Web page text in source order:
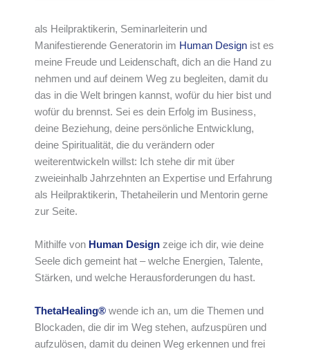
als Heilpraktikerin, Seminarleiterin und
Manifestierende Generatorin im Human Design ist es
meine Freude und Leidenschaft, dich an die Hand zu
nehmen und auf deinem Weg zu begleiten, damit du
das in die Welt bringen kannst, wofür du hier bist und
wofür du brennst. Sei es dein Erfolg im Business,
deine Beziehung, deine persönliche Entwicklung,
deine Spiritualität, die du verändern oder
weiterentwickeln willst: Ich stehe dir mit über
zweieinhalb Jahrzehnten an Expertise und Erfahrung
als Heilpraktikerin, Thetaheilerin und Mentorin gerne
zur Seite.
Mithilfe von Human Design zeige ich dir, wie deine
Seele dich gemeint hat – welche Energien, Talente,
Stärken, und welche Herausforderungen du hast.
ThetaHealing® wende ich an, um die Themen und
Blockaden, die dir im Weg stehen, aufzuspüren und
aufzulösen, damit du deinen Weg erkennen und frei